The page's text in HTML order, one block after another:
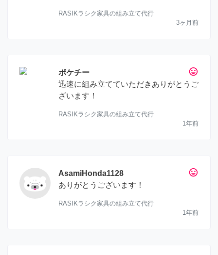
RASIKラシク家具の組み立て代行
3ヶ月前
tag_faces
ポケチー
迅速に組み立てていただきありがとうご
ざいます！
RASIKラシク家具の組み立て代行
1年前
tag_faces
AsamiHonda1128
ありがとうございます！
RASIKラシク家具の組み立て代行
1年前